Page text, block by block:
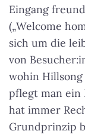
Eingang
(„Welcome
sich um die
von
wohin
pflegt man ein
hat immer
Grundprinzip